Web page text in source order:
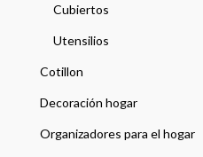
Cubiertos
Utensilios
Cotillon
Decoración hogar
Organizadores para el hogar